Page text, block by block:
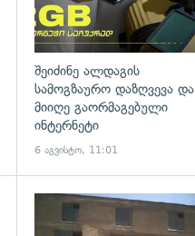
შეიძინე ალდაგის
სამოგზაურო დაზღვევა და
მიიღე გაორმაგებული
ინტერნეტი
6 აგვისტო, 11:01